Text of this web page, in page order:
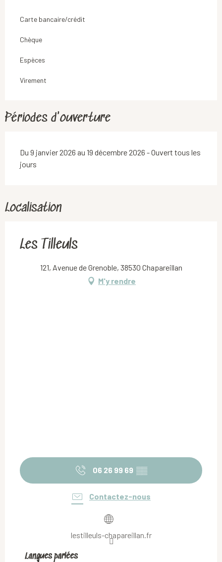
Carte bancaire/crédit
Chèque
Espèces
Virement
Périodes d'ouverture
Du 9 janvier 2026 au 19 décembre 2026 - Ouvert tous les
jours
Localisation
Les Tilleuls
121, Avenue de Grenoble, 38530 Chapareillan
M'y rendre
06 26 99 69 ▒▒
Contactez-nous
lestilleuls-chapareillan.fr
Langues parlées
Langues parlées